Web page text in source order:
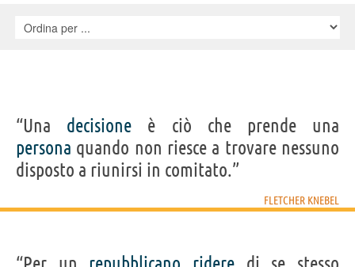
IDENTIKIT E DATI ANAGRAFICI
Cognome Knebel
Nato 1 ottobre 1911 a Dayton
Morto 26 febbraio 1993
Professione scrittore
Acquista libri di Fletcher Knebel su
“Una decisione è ciò che prende una
persona quando non riesce a trovare nessuno
disposto a riunirsi in comitato.”
FLETCHER KNEBEL